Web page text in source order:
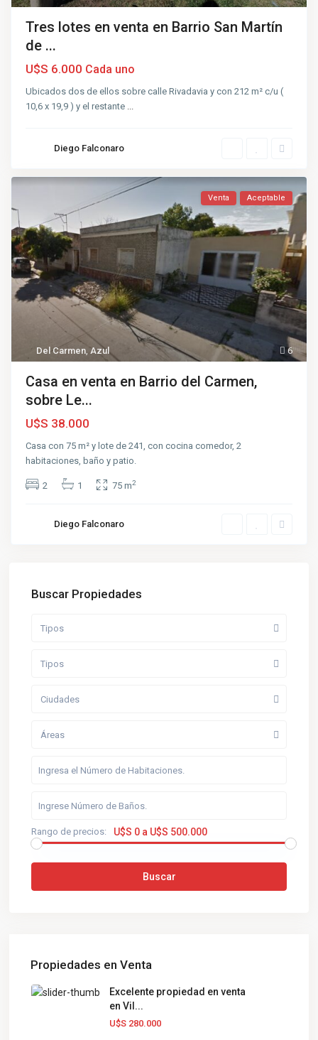
Tres lotes en venta en Barrio San Martín
de ...
U$S 6.000 Cada uno
Ubicados dos de ellos sobre calle Rivadavia y con 212 m² c/u (
10,6 x 19,9 ) y el restante ...
Diego Falconaro
6
Del Carmen,Azul
Venta Aceptable
Casa en venta en Barrio del Carmen,
sobre Le...
U$S 38.000
Casa con 75 m² y lote de 241, con cocina comedor, 2
habitaciones, baño y patio.
2 1 75 m2
Diego Falconaro
Buscar Propiedades
Tipos
Tipos
Ciudades
Áreas
Rango de precios: U$S 0 a U$S 500.000
Buscar
Propiedades en Venta
Excelente propiedad en venta
en Vil...
U$S 280.000